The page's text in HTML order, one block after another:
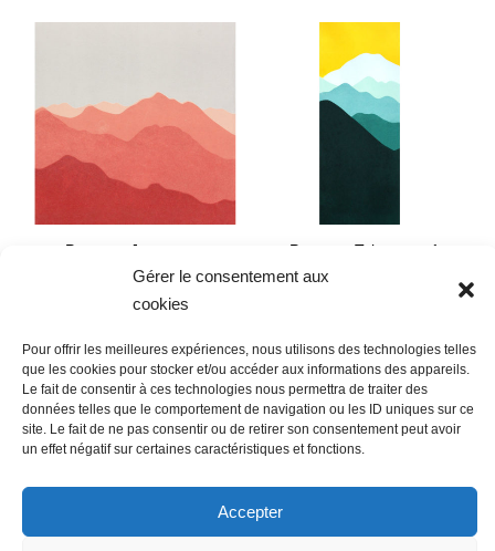
Gérer le consentement aux
cookies
Pour offrir les meilleures expériences, nous utilisons des technologies telles
que les cookies pour stocker et/ou accéder aux informations des appareils.
Le fait de consentir à ces technologies nous permettra de traiter des
données telles que le comportement de navigation ou les ID uniques sur ce
site. Le fait de ne pas consentir ou de retirer son consentement peut avoir
un effet négatif sur certaines caractéristiques et fonctions.
Accepter
« Paysage Japon »
Maelle BASTARD
Monotype – Série
limitée. N°4/7 – 29 x
29 cm
« Paysage Takayama 1
«
Monotype – Série
limitée. N° 26/32 – 48
x 23 cm